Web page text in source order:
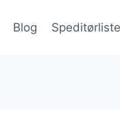
Blog